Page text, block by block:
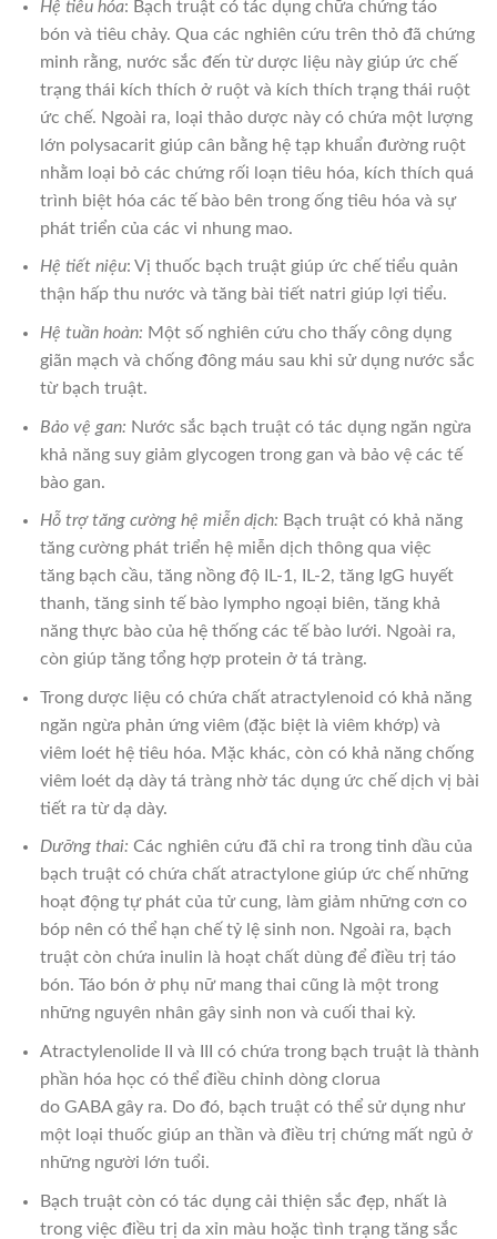
Hệ tiêu hóa: Bạch truật có tác dụng chữa chứng táo
bón và tiêu chảy. Qua các nghiên cứu trên thỏ đã chứng
minh rằng, nước sắc đến từ dược liệu này giúp ức chế
trạng thái kích thích ở ruột và kích thích trạng thái ruột
ức chế. Ngoài ra, loại thảo dược này có chứa một lượng
lớn polysacarit giúp cân bằng hệ tạp khuẩn đường ruột
nhằm loại bỏ các chứng rối loạn tiêu hóa, kích thích quá
trình biệt hóa các tế bào bên trong ống tiêu hóa và sự
phát triển của các vi nhung mao.
Hệ tiết niệu: Vị thuốc bạch truật giúp ức chế tiểu quản
thận hấp thu nước và tăng bài tiết natri giúp lợi tiểu.
Hệ tuần hoàn: Một số nghiên cứu cho thấy công dụng
giãn mạch và chống đông máu sau khi sử dụng nước sắc
từ bạch truật.
Bảo vệ gan: Nước sắc bạch truật có tác dụng ngăn ngừa
khả năng suy giảm glycogen trong gan và bảo vệ các tế
bào gan.
Hỗ trợ tăng cường hệ miễn dịch: Bạch truật có khả năng
tăng cường phát triển hệ miễn dịch thông qua việc
tăng bạch cầu, tăng nồng độ IL-1, IL-2, tăng IgG huyết
thanh, tăng sinh tế bào lympho ngoại biên, tăng khả
năng thực bào của hệ thống các tế bào lưới. Ngoài ra,
còn giúp tăng tổng hợp protein ở tá tràng.
Trong dược liệu có chứa chất atractylenoid có khả năng
ngăn ngừa phản ứng viêm (đặc biệt là viêm khớp) và
viêm loét hệ tiêu hóa. Mặc khác, còn có khả năng chống
viêm loét dạ dày tá tràng nhờ tác dụng ức chế dịch vị bài
tiết ra từ dạ dày.
Dưỡng thai: Các nghiên cứu đã chỉ ra trong tinh dầu của
bạch truật có chứa chất atractylone giúp ức chế những
hoạt động tự phát của tử cung, làm giảm những cơn co
bóp nên có thể hạn chế tỷ lệ sinh non. Ngoài ra, bạch
truật còn chứa inulin là hoạt chất dùng để điều trị táo
bón. Táo bón ở phụ nữ mang thai cũng là một trong
những nguyên nhân gây sinh non và cuối thai kỳ.
Atractylenolide II và III có chứa trong bạch truật là thành
phần hóa học có thể điều chỉnh dòng clorua
do GABA gây ra. Do đó, bạch truật có thể sử dụng như
một loại thuốc giúp an thần và điều trị chứng mất ngủ ở
những người lớn tuổi.
Bạch truật còn có tác dụng cải thiện sắc đẹp, nhất là
trong việc điều trị da xỉn màu hoặc tình trạng tăng sắc